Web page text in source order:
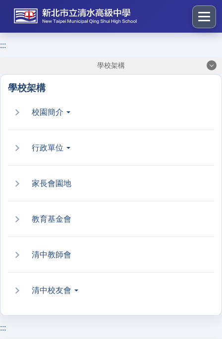
到
塊
:::
學校架構
學校架構
校園簡介
行政單位
家長會園地
教育基金會
清中教師會
清中校友會
:::